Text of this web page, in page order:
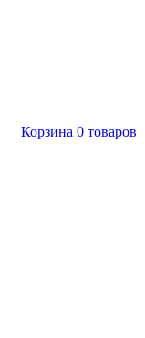
Корзина 0 товаров